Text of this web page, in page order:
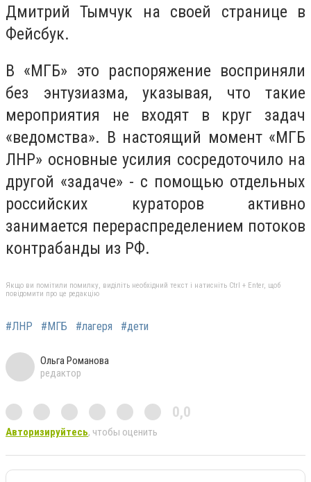
Дмитрий Тымчук на своей странице в
Фейсбук.
В «МГБ» это распоряжение восприняли
без энтузиазма, указывая, что такие
мероприятия не входят в круг задач
«ведомства». В настоящий момент «МГБ
ЛНР» основные усилия сосредоточило на
другой «задаче» - с помощью отдельных
российских кураторов активно
занимается перераспределением потоков
контрабанды из РФ.
Якщо ви помітили помилку, виділіть необхідний текст і натисніть Ctrl + Enter, щоб
повідомити про це редакцію
#ЛНР #МГБ #лагеря #дети
Ольга Романова
редактор
0,0
Авторизируйтесь, чтобы оценить